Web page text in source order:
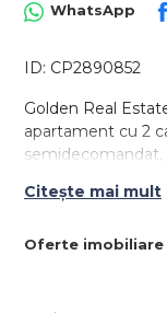
Oferte imobiliare
WhatsApp
ID: CP2890852
Golden Real
apartament cu 2
semidecomandat,
Apartamentul este
sufragerie,
Citește mai mult